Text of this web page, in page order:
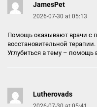
JamesPet
2026-07-30 at 05:13
Помощь оказывают врачи с
восстановительной терапии.
Углубиться в тему – помощь
Lutherovads